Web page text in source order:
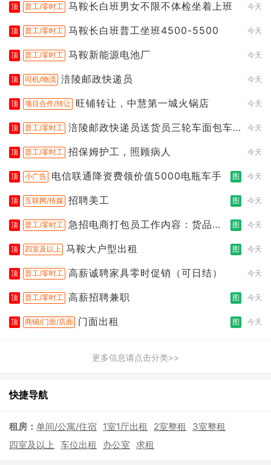
顶 普工/零时工 马鞍长白班男女不限不体检坐着上班 今天
顶 普工/零时工 马鞍长白班普工坐班4500-5500 今天
顶 普工/零时工 马鞍新能源电池厂 今天
顶 司机/物流 涪陵邮政快递员 今天
顶 项目合作/转让 旺铺转让，中慧第一城火锅店 今天
顶 普工/零时工 涪陵邮政快递员送货员三轮车面包车
今天
顶 普工/零时工 招保姆护工，照顾病人 今天
顶 小广告 电信联通降资费领价值5000电瓶车手 图 今天
顶 互联网/传媒 招聘美工 图 今天
顶 普工/零时工 急招电商打包员工作内容：货品分
图 今天
顶 四室及以上 马鞍大户型出租 图 今天
顶 普工/零时工 高薪诚聘家具零时促销（可日结） 今天
顶 普工/零时工 高薪招聘兼职 图 今天
顶 商铺/门面/店面 门面出租 图 今天
更多信息请点击分类>>
快捷导航
租房： 单间/公寓/住宿 1室1厅出租 2室整租
3室整租
四室及以上 车位出租 办公室 求租